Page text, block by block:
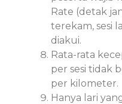
Rate (detak
terekam, sesi
diakui.
Rata-rata
per sesi tidak
per kilometer.
Hanya lari